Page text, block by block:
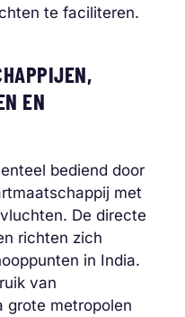
te faciliteren.
EN
bediend door
met
De directe
richten zich
in India.
van
grote metropolen